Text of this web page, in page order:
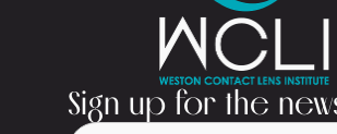
Sign up for the